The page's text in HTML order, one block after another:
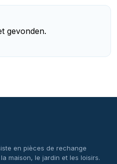
gevonden.
en pièces de rechange
maison, le jardin et les loisirs.